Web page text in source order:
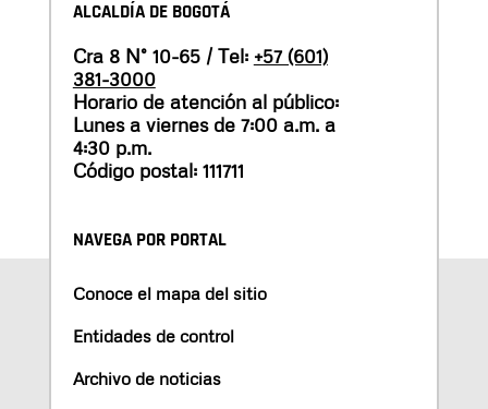
ALCALDÍA DE BOGOTÁ
Cra 8 N° 10-65 / Tel: +57 (601)
381-3000
Horario de atención al público:
Lunes a viernes de 7:00 a.m. a
4:30 p.m.
Código postal: 111711
NAVEGA POR PORTAL
Conoce el mapa del sitio
Entidades de control
Archivo de noticias